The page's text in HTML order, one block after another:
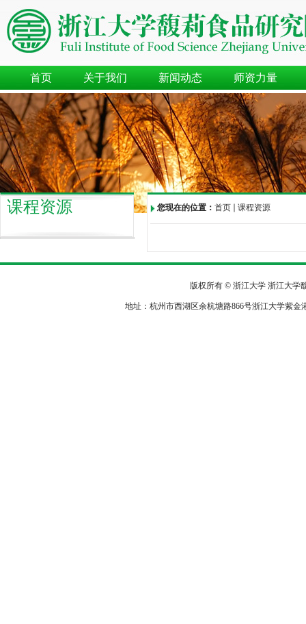
首页 关于我们 新闻动态 师资力量
课程资源 您现在的位置： 首页 课程资源
版权所有 © 浙江大学 浙江大学
地址：杭州市西湖区余杭塘路866号浙江大学紫金